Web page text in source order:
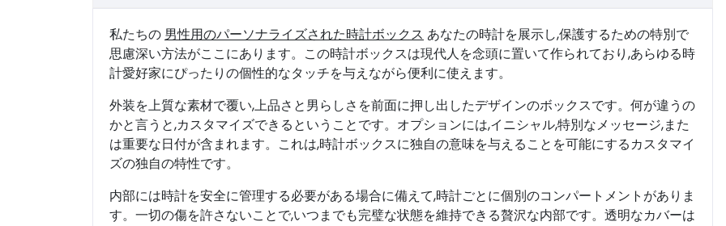
私たちの 男性用のパーソナライズされた時計ボックス あなたの時計を展示し,保護するための特別で
思慮深い方法がここにあります。この時計ボックスは現代人を念頭に置いて作られており,あらゆる時
計愛好家にぴったりの個性的なタッチを与えながら便利に使えます。
外装を上質な素材で覆い,上品さと男らしさを前面に押し出したデザインのボックスです。何が違うの
かと言うと,カスタマイズできるということです。オプションには,イニシャル,特別なメッセージ,また
は重要な日付が含まれます。これは,時計ボックスに独自の意味を与えることを可能にするカスタマイ
ズの独自の特性です。
内部には時計を安全に管理する必要がある場合に備えて,時計ごとに個別のコンパートメントがありま
す。一切の傷を許さないことで,いつまでも完璧な状態を維持できる贅沢な内部です。透明なカバーは